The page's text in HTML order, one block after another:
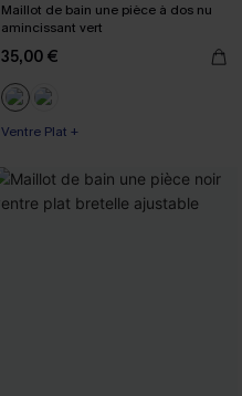
Maillot de bain une pièce à dos nu
amincissant vert
35,00 €
Ventre Plat +